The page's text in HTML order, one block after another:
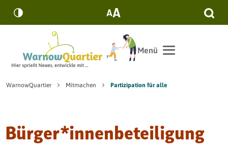
Menü
Sie sind hier:
WarnowQuartier Mitmachen Partizipation für alle
Bürger*innenbeteiligung